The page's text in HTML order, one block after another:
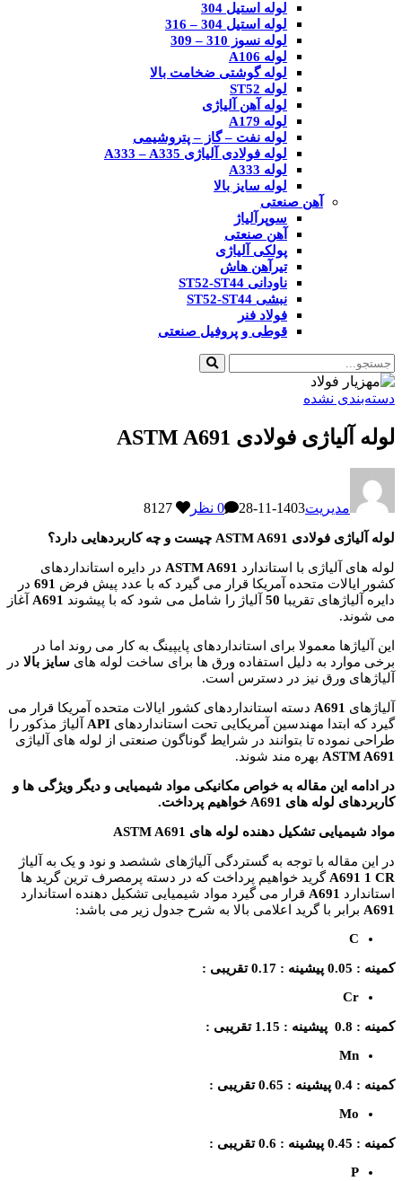
لوله استیل 304
لوله استیل 304 – 316
لوله نسوز 310 – 309
لوله A106
لوله گوشتی ضخامت بالا
لوله ST52
لوله آهن آلیاژی
لوله A179
لوله نفت – گاز – پتروشیمی
لوله فولادی آلیاژی A333 – A335
لوله A333
لوله سایز بالا
آهن صنعتی
سوپرآلیاژ
آهن صنعتی
پولکی آلیاژی
تیرآهن هاش
ناودانی ST52-ST44
نبشی ST52-ST44
فولاد فنر
قوطی و پروفیل صنعتی
دسته‌بندی نشده
لوله آلیاژی فولادی ASTM A691
مدیریت1403-11-28 0 نظر
لوله آلیاژی فولادی ASTM A691 چیست و چه کاربردهایی دارد؟
لوله های آلیاژی با استاندارد ASTM A691 در دایره استانداردهای
کشور ایالات متحده آمریکا قرار می گیرد که با عدد پیش فرض 691 در
دایره آلیاژهای تقریبا 50 آلیاژ را شامل می شود که با پیشوند A691 آغاز
می شوند.
این آلیاژها معمولا برای استانداردهای پایپینگ به کار می روند اما در
برخی موارد به دلیل استفاده ورق ها برای ساخت لوله های سایز بالا در
آلیاژهای ورق نیز در دسترس است.
آلیاژهای A691 دسته استانداردهای کشور ایالات متحده آمریکا قرار می
گیرد که ابتدا مهندسین آمریکایی تحت استانداردهای API آلیاژ مذکور را
طراحی نموده تا بتوانند در شرایط گوناگون صنعتی از لوله های آلیاژی
ASTM A691 بهره مند شوند.
در ادامه این مقاله به خواص مکانیکی مواد شیمیایی و دیگر ویژگی ها و
کاربردهای لوله های A691 خواهیم پرداخت.
مواد شیمیایی تشکیل دهنده لوله های ASTM A691
در این مقاله با توجه به گستردگی آلیاژهای ششصد و نود و یک به آلیاژ
A691 1 CR گرید خواهیم پرداخت که در دسته پرمصرف ترین گرید ها
استاندارد A691 قرار می گیرد مواد شیمیایی تشکیل دهنده استاندارد
A691 برابر با گرید اعلامی بالا به شرح جدول زیر می باشد:
C
کمینه : 0.05 پیشینه : 0.17 تقریبی :
Cr
کمینه : 0.8 پیشینه : 1.15 تقریبی :
Mn
کمینه : 0.4 پیشینه : 0.65 تقریبی :
Mo
کمینه : 0.45 پیشینه : 0.6 تقریبی :
P